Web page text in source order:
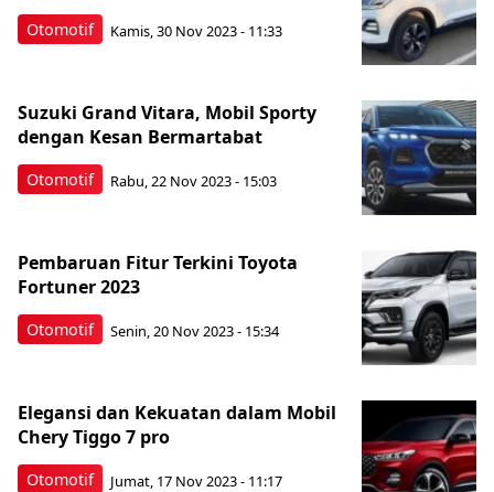
Otomotif Kamis, 30 Nov 2023 - 11:33
Otomotif
Suzuki Grand Vitara, Mobil Sporty
dengan Kesan Bermartabat
Rabu, 22 Nov 2023 - 15:03
Otomotif
Pembaruan Fitur Terkini Toyota
Fortuner 2023
Senin, 20 Nov 2023 - 15:34
Otomotif
Elegansi dan Kekuatan dalam Mobil
Chery Tiggo 7 pro
Jumat, 17 Nov 2023 - 11:17